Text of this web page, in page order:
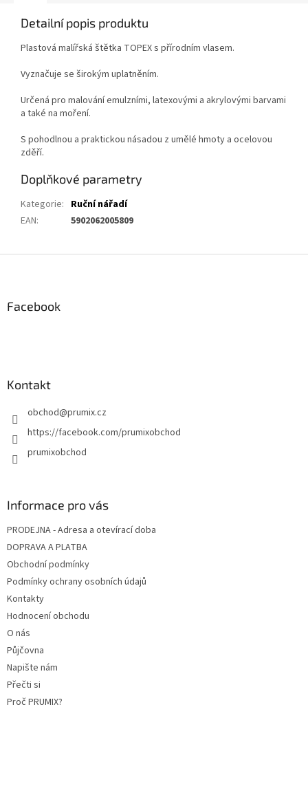
Detailní popis produktu
Plastová malířská štětka TOPEX s přírodním vlasem.
Vyznačuje se širokým uplatněním.
Určená pro malování emulzními, latexovými a akrylovými barvami
a také na moření.
S pohodlnou a praktickou násadou z umělé hmoty a ocelovou
zděří.
Doplňkové parametry
Kategorie: Ruční nářadí
EAN: 5902062005809
Facebook
Kontakt
obchod@prumix.cz
https://facebook.com/prumixobchod
prumixobchod
Informace pro vás
PRODEJNA - Adresa a otevírací doba
DOPRAVA A PLATBA
Obchodní podmínky
Podmínky ochrany osobních údajů
Kontakty
Hodnocení obchodu
O nás
Půjčovna
Napište nám
Přečti si
Proč PRUMIX?